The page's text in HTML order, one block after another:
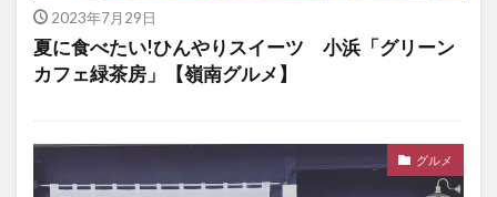
2023年7月29日
夏に食べたい!ひんやりスイーツ 小浜「グリーン
カフェ緑茶房」【嶺南グルメ】
グルメ